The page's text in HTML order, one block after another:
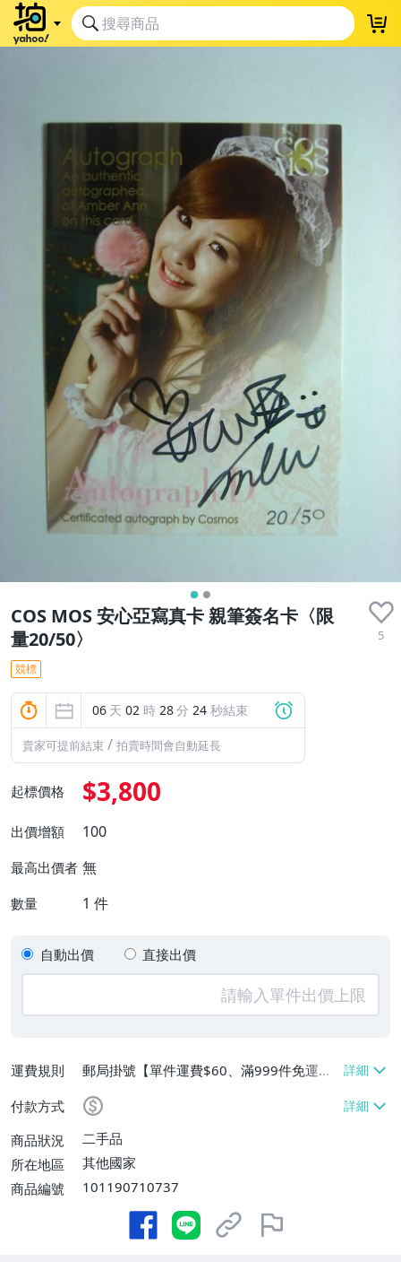
COS MOS 安心亞寫真卡 親筆簽名卡〈限
量20/50〉
5
競標
06 天 02 時 28分 24 秒結束
賣家可提前結束 / 拍賣時間會自動延長
起標價格 $3,800
出價增額 100
最高出價者 無
數量 1 件
自動出價 直接出價
運費規則
郵局掛號【單件運費$60、滿999件免運
費】
付款方式
商品狀況
二手品
所在地區
其他國家
商品編號
101190710737